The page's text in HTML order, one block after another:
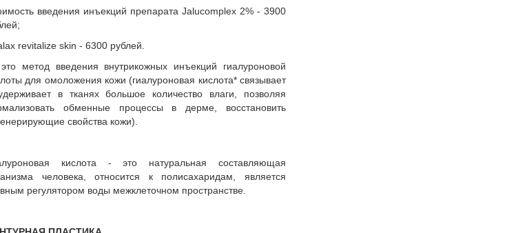
введения инъекций препарата Jalucomplex 2% - 3900
revitalize skin - 6300 рублей.
метод введения внутрикожных инъекций гиалуроновой
для омоложения кожи (гиалуроновая кислота* связывает
в тканях большое количество влаги, позволяя
обменные процессы в дерме, восстановить
свойства кожи).
кислота - это натуральная составляющая
человека, относится к полисахаридам, является
регулятором воды межклеточном пространстве.